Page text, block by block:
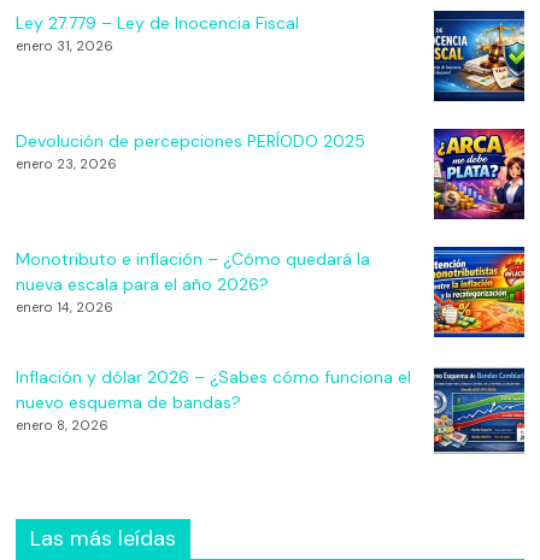
Ley 27.779 – Ley de Inocencia Fiscal
enero 31, 2026
Devolución de percepciones PERÍODO 2025
enero 23, 2026
Monotributo e inflación – ¿Cómo quedará la
nueva escala para el año 2026?
enero 14, 2026
Inflación y dólar 2026 – ¿Sabes cómo funciona el
nuevo esquema de bandas?
enero 8, 2026
Las más leídas